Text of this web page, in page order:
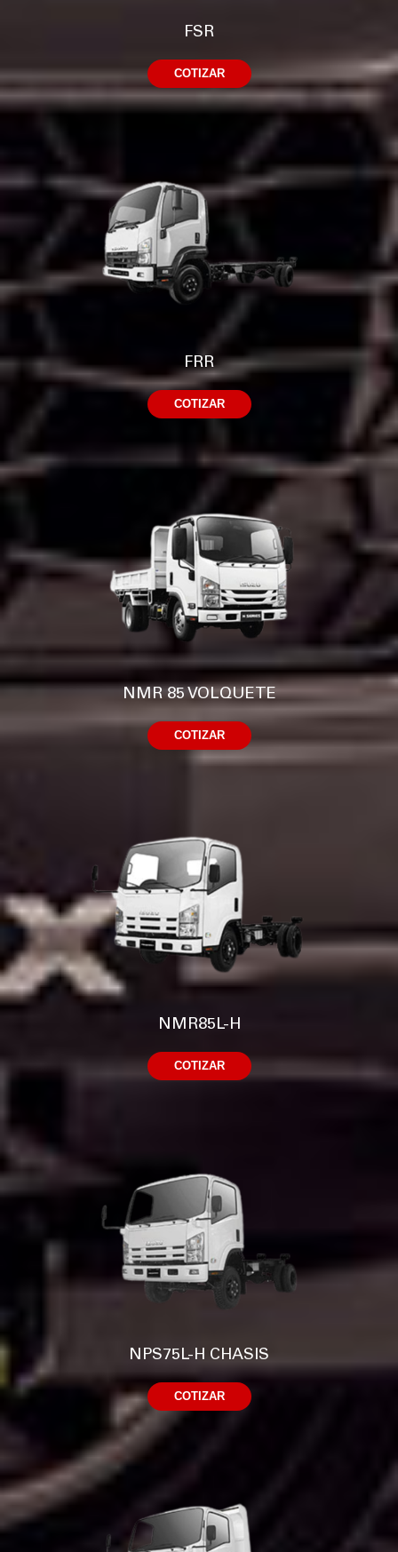
FSR
COTIZAR
FRR
COTIZAR
NMR 85 VOLQUETE
COTIZAR
NMR85L-H
COTIZAR
NPS75L-H CHASIS
COTIZAR